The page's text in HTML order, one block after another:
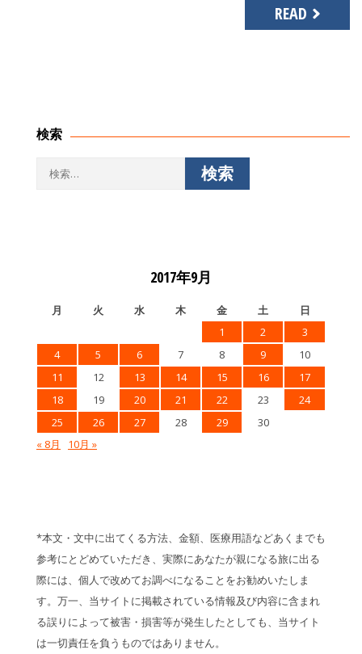
READ
検索
2017年9月
月 火 水 木 金 土
日
1
2
3
4
5 6 7 8 9
10
11
12 13 14 15 16
17
18
19 20 21 22 23
24
25
26 27 28 29
30
« 8月
10月 »
*本文・文中に出てくる方法、金額、医療用語などあくまでも
参考にとどめていただき、実際にあなたが親になる旅に出る
際には、個人で改めてお調べになることをお勧めいたしま
す。万一、当サイトに掲載されている情報及び内容に含まれ
る誤りによって被害・損害等が発生したとしても、当サイト
は一切責任を負うものではありません。